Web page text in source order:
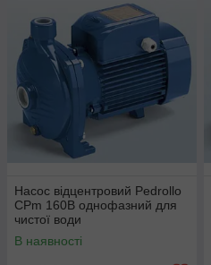
Насос відцентровий Pedrollo
CPm 160B однофазний для
чистої води
В наявності